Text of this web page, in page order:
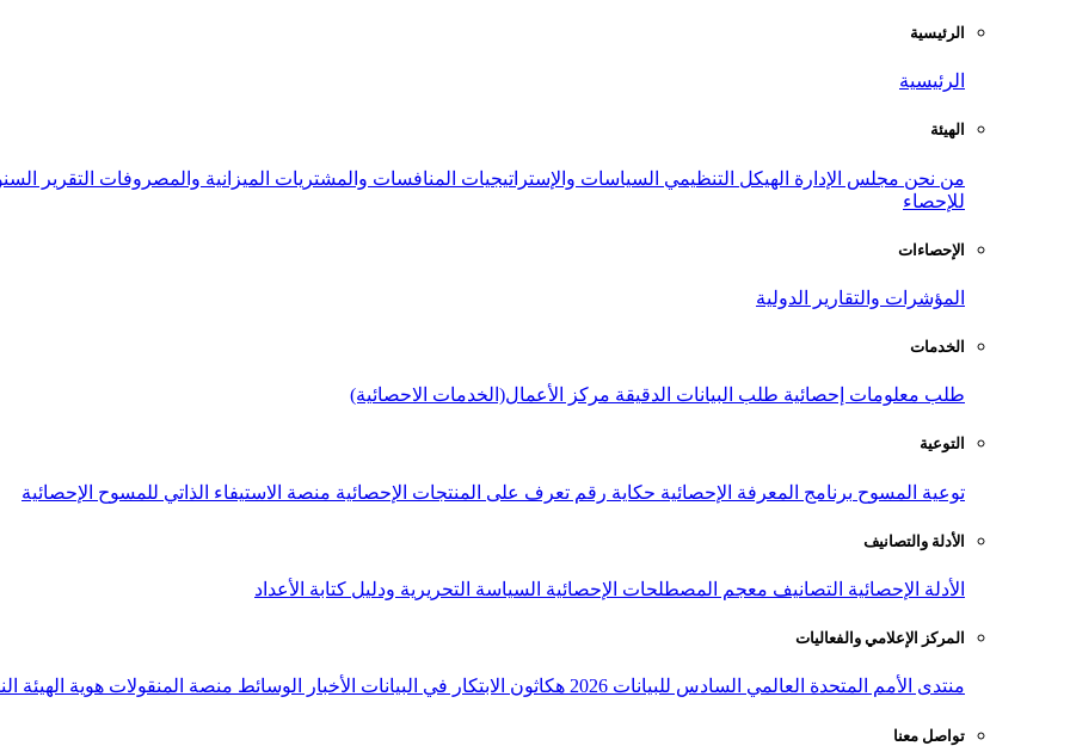
الرئيسية
الرئيسية
الهيئة
من نحن مجلس الإدارة الهيكل التنظيمي السياسات والإستراتيجيات المنافسات والمشتريات الميزانية والمصروفات التقرير
للإحصاء
الإحصاءات
المؤشرات والتقارير الدولية
الخدمات
طلب معلومات إحصائية طلب البيانات الدقيقة مركز الأعمال(الخدمات الاحصائية)
التوعية
توعية المسوح برنامج المعرفة الإحصائية حكاية رقم تعرف على المنتجات الإحصائية منصة الاستيفاء الذاتي للمسوح الإحصائية
الأدلة والتصانيف
الأدلة الإحصائية التصانيف معجم المصطلحات الإحصائية السياسة التحريرية ودليل كتابة الأعداد
المركز الإعلامي والفعاليات
منتدى الأمم المتحدة العالمي السادس للبيانات 2026 هكاثون الابتكار في البيانات الأخبار الوسائط منصة المنقولات هوية الهيئة
تواصل معنا